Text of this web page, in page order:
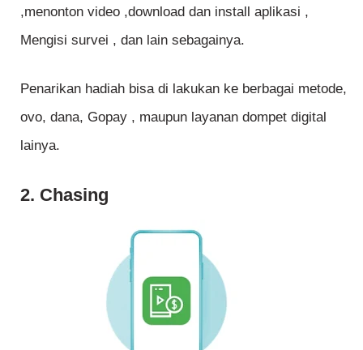
,menonton video ,download dan install aplikasi ,
Mengisi survei , dan lain sebagainya.
Penarikan hadiah bisa di lakukan ke berbagai metode,
ovo, dana, Gopay , maupun layanan dompet digital
lainya.
2. Chasing